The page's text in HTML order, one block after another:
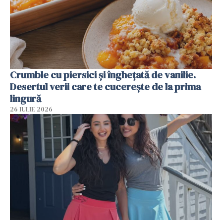
Crumble cu piersici și înghețată de vanilie.
Desertul verii care te cucerește de la prima
lingură
26 IULIE 2026